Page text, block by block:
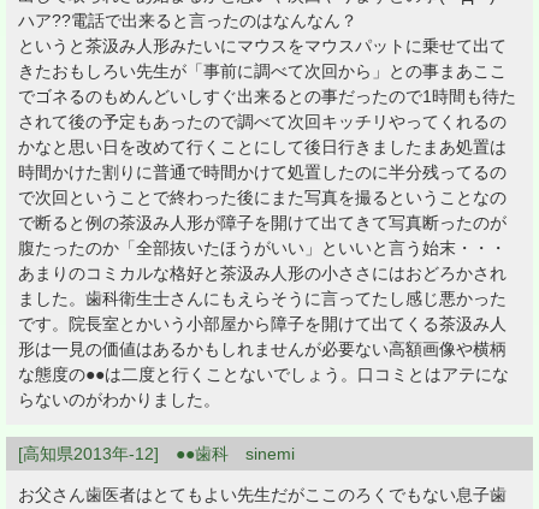
ハア??電話で出来ると言ったのはなんなん？
というと茶汲み人形みたいにマウスをマウスパットに乗せて出て
きたおもしろい先生が「事前に調べて次回から」との事まあここ
でゴネるのもめんどいしすぐ出来るとの事だったので1時間も待た
されて後の予定もあったので調べて次回キッチリやってくれるの
かなと思い日を改めて行くことにして後日行きましたまあ処置は
時間かけた割りに普通で時間かけて処置したのに半分残ってるの
で次回ということで終わった後にまた写真を撮るということなの
で断ると例の茶汲み人形が障子を開けて出てきて写真断ったのが
腹たったのか「全部抜いたほうがいい」といいと言う始末・・・
あまりのコミカルな格好と茶汲み人形の小ささにはおどろかされ
ました。歯科衛生士さんにもえらそうに言ってたし感じ悪かった
です。院長室とかいう小部屋から障子を開けて出てくる茶汲み人
形は一見の価値はあるかもしれませんが必要ない高額画像や横柄
な態度の●●は二度と行くことないでしょう。口コミとはアテにな
らないのがわかりました。
[高知県2013年-12] ●●歯科 sinemi
お父さん歯医者はとてもよい先生だがここのろくでもない息子歯